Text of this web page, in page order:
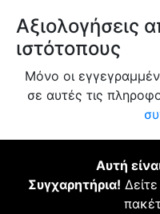
Αξιολογήσεις
ιστότοπους
Μόνο οι
σε αυτές τις
Αυτή
Συγχαρητήρια!